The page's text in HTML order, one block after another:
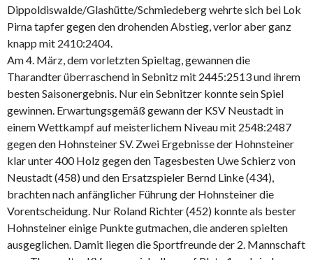
Dippoldiswalde/Glashütte/Schmiedeberg wehrte sich bei Lok
Pirna tapfer gegen den drohenden Abstieg, verlor aber ganz
knapp mit 2410:2404.
Am 4. März, dem vorletzten Spieltag, gewannen die
Tharandter überraschend in Sebnitz mit 2445:2513 und ihrem
besten Saisonergebnis. Nur ein Sebnitzer konnte sein Spiel
gewinnen. Erwartungsgemäß gewann der KSV Neustadt in
einem Wettkampf auf meisterlichem Niveau mit 2548:2487
gegen den Hohnsteiner SV. Zwei Ergebnisse der Hohnsteiner
klar unter 400 Holz gegen den Tagesbesten Uwe Schierz von
Neustadt (458) und den Ersatzspieler Bernd Linke (434),
brachten nach anfänglicher Führung der Hohnsteiner die
Vorentscheidung. Nur Roland Richter (452) konnte als bester
Hohnsteiner einige Punkte gutmachen, die anderen spielten
ausgeglichen. Damit liegen die Sportfreunde der 2. Mannschaft